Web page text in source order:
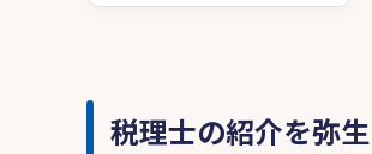
税理士の紹介を弥